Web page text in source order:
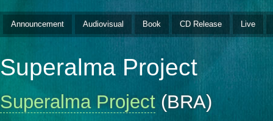
Announcement Audiovisual Book CD Release Live
Superalma Project
Superalma Project (BRA)